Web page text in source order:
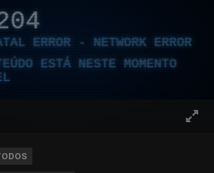
ERROR - NETWORK ERROR
ESTÁ NESTE MOMENTO